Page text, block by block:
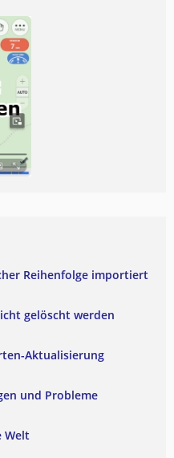
Reihenfolge importiert
gelöscht werden
Aktualisierung
und Probleme
Welt